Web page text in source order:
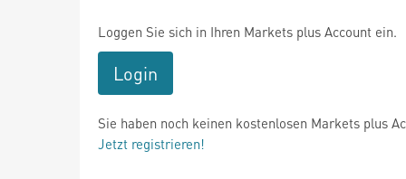
Loggen Sie sich in Ihren Markets plus Account ein.
Login
Sie haben noch keinen kostenlosen Markets plus
Jetzt registrieren!